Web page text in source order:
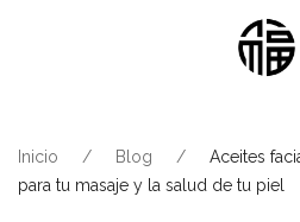
Inicio Blog
Aceites
para tu masaje y la salud de tu piel